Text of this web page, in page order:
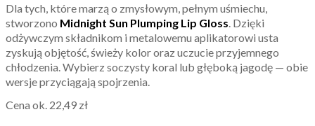
Dla tych, które marzą o zmysłowym, pełnym uśmiechu,
stworzono Midnight Sun Plumping Lip Gloss. Dzięki
odżywczym składnikom i metalowemu aplikatorowi usta
zyskują objętość, świeży kolor oraz uczucie przyjemnego
chłodzenia. Wybierz soczysty koral lub głęboką jagodę — obie
wersje przyciągają spojrzenia.
Cena ok. 22,49 zł